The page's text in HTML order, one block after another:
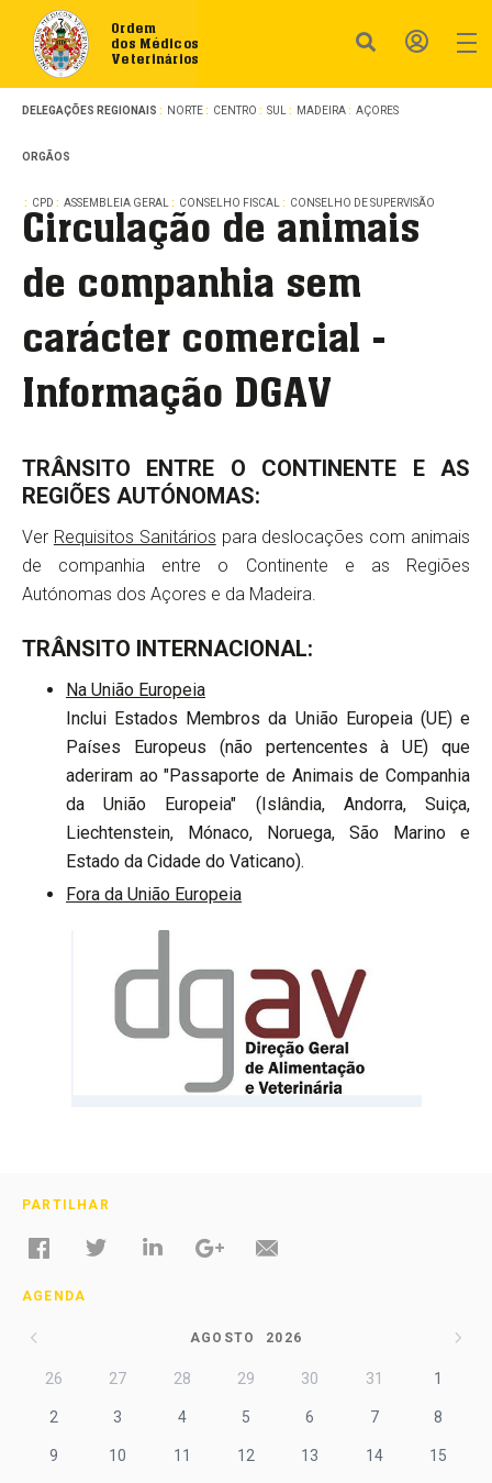
Ordem
dos Médicos
Veterinários
DELEGAÇÕES REGIONAIS NORTE CENTRO SUL MADEIRA AÇORES
ORGÃOS
CPD ASSEMBLEIA GERAL CONSELHO FISCAL CONSELHO DE SUPERVISÃO
Circulação de animais
de companhia sem
carácter comercial -
Informação DGAV
TRÂNSITO ENTRE O CONTINENTE E AS
REGIÕES AUTÓNOMAS:
Ver Requisitos Sanitários para deslocações com animais
de companhia entre o Continente e as Regiões
Autónomas dos Açores e da Madeira.
TRÂNSITO INTERNACIONAL:
Na União Europeia
Inclui Estados Membros da União Europeia (UE) e
Países Europeus (não pertencentes à UE) que
aderiram ao "Passaporte de Animais de Companhia
da União Europeia" (Islândia, Andorra, Suiça,
Liechtenstein, Mónaco, Noruega, São Marino e
Estado da Cidade do Vaticano).
Fora da União Europeia
PARTILHAR
AGENDA
AGOSTO 2026
26 27 28 29 30 31 1
2 3 4 5 6 7 8
9 10 11 12 13 14 15